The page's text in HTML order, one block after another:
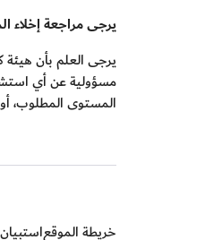
يرجى مراجعة إخلاء
يرجى العلم بأن هيئة
مسؤولية عن أي
المستوى المطلوب،
خريطة الموقع